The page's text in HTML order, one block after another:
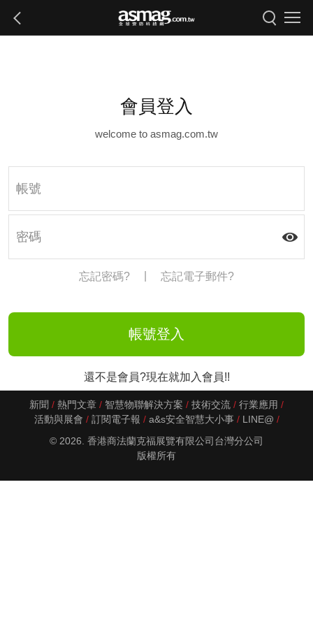
會員登入
welcome to asmag.com.tw
忘記密碼? 忘記電子郵件?
還不是會員?現在就加入會員!!
新聞 熱門文章 智慧物聯解決方案 技術交流
行業應用
活動與展會
訂閱電子報 a&s安全智慧大小事
LINE@
© 2026. 香港商法蘭克福展覽有限公司台灣分公司
版權所有